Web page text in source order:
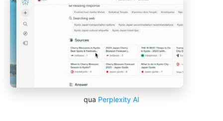
qua Perplexity AI